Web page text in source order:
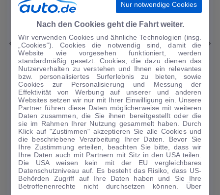
|11
Skoda Octavia
Ambition PHEV
51.093 km· 03/2023· Hybrid·Automatik
Finanzierung Kaufen
224€/mtl.
Guter Preis4
0 € Anzahlung ·60 Monate ·Finanzierungs-Details
Angebot anfragen Rate anpassen
49,9 kWh/100 km + 19,9 l/100 km (gew., komb.) · 19,9 l/100 km (entl.) ·
CO₂ 499 g/km · Klasse G (gew.) / G (entl.)*
Nur notwendige Cookies
Nach den Cookies geht die Fahrt weiter.
Wir verwenden Cookies und ähnliche Technologien (insg.
„Cookies“). Cookies die notwendig sind, damit die
Website wie vorgesehen funktioniert, werden
standardmäßig gesetzt. Cookies, die dazu dienen das
Nutzerverhalten zu verstehen und Ihnen ein relevantes
bzw. personalisiertes Surferlebnis zu bieten, sowie
Cookies zur Personalisierung und Messung der
Effektivität von Werbung auf unserer und anderen
Websites setzen wir nur mit Ihrer Einwilligung ein. Unsere
Partner führen diese Daten möglicherweise mit weiteren
Daten zusammen, die Sie ihnen bereitgestellt oder die
sie im Rahmen Ihrer Nutzung gesammelt haben. Durch
Klick auf "Zustimmen" akzeptieren Sie alle Cookies und
die beschriebene Verarbeitung Ihrer Daten. Bevor Sie
Ihre Zustimmung erteilen, beachten Sie bitte, dass wir
Ihre Daten auch mit Partnern mit Sitz in den USA teilen.
Die USA weisen kein mit der EU vergleichbares
Datenschutzniveau auf. Es besteht das Risiko, dass US-
Behörden Zugriff auf Ihre Daten haben und Sie Ihre
Betroffenenrechte nicht durchsetzen können. Über